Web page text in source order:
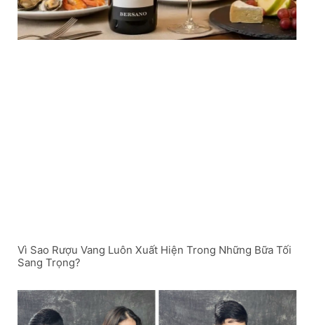
Vì Sao Rượu Vang Luôn Xuất Hiện Trong Những Bữa Tối
Sang Trọng?